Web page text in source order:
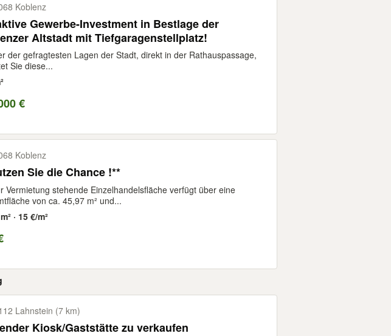
Koblenz
Gewerbe-Investment in Bestlage der
Altstadt mit Tiefgaragenstellplatz!
der gefragtesten Lagen der Stadt, direkt in der Rathauspassage,
Sie diese...
€
Koblenz
Sie die Chance !**
Vermietung stehende Einzelhandelsfläche verfügt über eine
von ca. 45,97 m² und...
· 15 €/m²
Lahnstein (7 km)
Kiosk/Gaststätte zu verkaufen